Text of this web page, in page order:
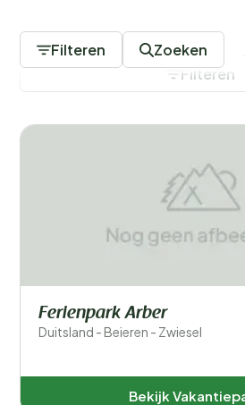
Filteren Zoeken
Filteren
Ferienpark Arber
Duitsland - Beieren - Zwiesel
Bekijk